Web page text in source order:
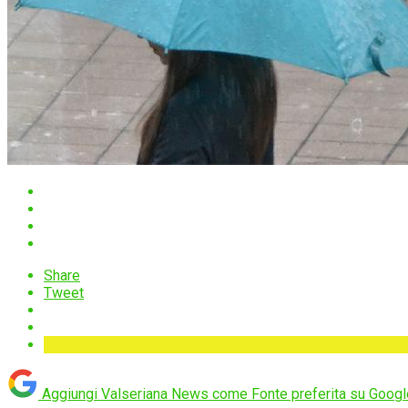
Share
Tweet
Aggiungi Valseriana News come Fonte preferita su